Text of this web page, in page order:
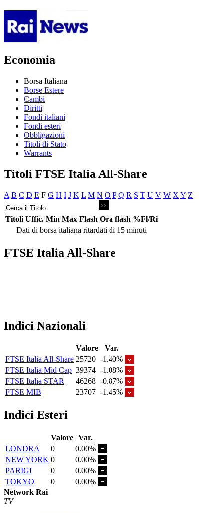
Economia
Borsa Italiana
Borse Estere
Cambi
Diritti
Fondi italiani
Fondi esteri
Obbligazioni
Titoli di Stato
Warrants
Titoli FTSE Italia All-Share
A B C D E F G H I J K L M N O P Q R S T U V W X Y Z
Titoli Uffic. Min Max Flash Ora flash %Fl/Ri
Dati di borsa italiana ritardati di 15 minuti
FTSE Italia All-Share
Indici Nazionali
Valore
Var.
FTSE Italia All-Share 25720 -1.40%
FTSE Italia Mid Cap 39374 -1.08%
FTSE Italia STAR
46268 -0.87%
FTSE MIB
23707 -1.45%
Indici Esteri
Valore Var.
LONDRA
0
0.00%
NEW YORK 0
0.00%
PARIGI
0
0.00%
TOKYO
0
0.00%
Network Rai
TV